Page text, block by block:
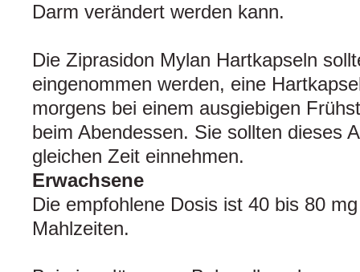
Darm verändert werden kann.
Die Ziprasidon Mylan Hartkapseln
eingenommen werden, eine
morgens bei einem ausgiebigen
beim Abendessen. Sie sollten dieses
gleichen Zeit einnehmen.
Erwachsene
Die empfohlene Dosis ist 40 bis 80
Mahlzeiten.